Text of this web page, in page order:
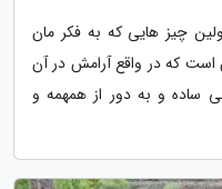
چیز هایی که به فکر مان
است که در واقع آرامش در آن
ساده و به دور از همهمه و